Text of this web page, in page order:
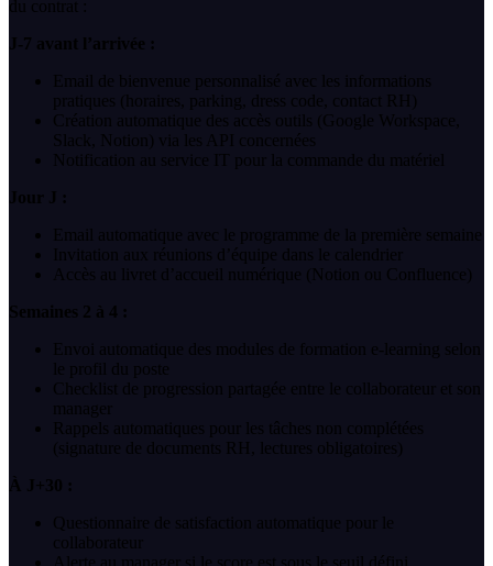
du contrat :
J-7 avant l’arrivée :
Email de bienvenue personnalisé avec les informations
pratiques (horaires, parking, dress code, contact RH)
Création automatique des accès outils (Google Workspace,
Slack, Notion) via les API concernées
Notification au service IT pour la commande du matériel
Jour J :
Email automatique avec le programme de la première semaine
Invitation aux réunions d’équipe dans le calendrier
Accès au livret d’accueil numérique (Notion ou Confluence)
Semaines 2 à 4 :
Envoi automatique des modules de formation e-learning selon
le profil du poste
Checklist de progression partagée entre le collaborateur et son
manager
Rappels automatiques pour les tâches non complétées
(signature de documents RH, lectures obligatoires)
À J+30 :
Questionnaire de satisfaction automatique pour le
collaborateur